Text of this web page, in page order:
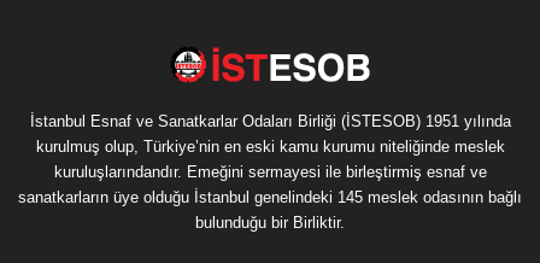
İstanbul Esnaf ve Sanatkarlar Odaları Birliği (İSTESOB) 1951 yılında
kurulmuş olup, Türkiye’nin en eski kamu kurumu niteliğinde meslek
kuruluşlarındandır. Emeğini sermayesi ile birleştirmiş esnaf ve
sanatkarların üye olduğu İstanbul genelindeki 145 meslek odasının bağlı
bulunduğu bir Birliktir.